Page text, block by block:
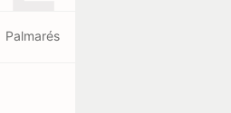
Palmarés